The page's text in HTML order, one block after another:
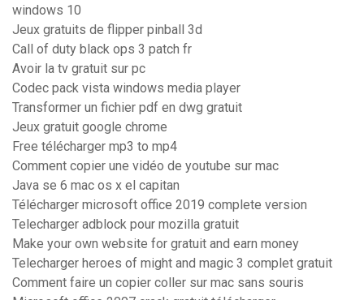
windows 10
Jeux gratuits de flipper pinball 3d
Call of duty black ops 3 patch fr
Avoir la tv gratuit sur pc
Codec pack vista windows media player
Transformer un fichier pdf en dwg gratuit
Jeux gratuit google chrome
Free télécharger mp3 to mp4
Comment copier une vidéo de youtube sur mac
Java se 6 mac os x el capitan
Télécharger microsoft office 2019 complete version
Telecharger adblock pour mozilla gratuit
Make your own website for gratuit and earn money
Telecharger heroes of might and magic 3 complet gratuit
Comment faire un copier coller sur mac sans souris